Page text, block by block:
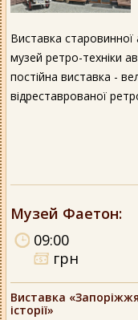
Виставка старовинної
музей ретро-техніки
постійна виставка -
відреставрованої
Музей Фаетон:
09:00
грн
Виставка «Запоріжжя
історії»